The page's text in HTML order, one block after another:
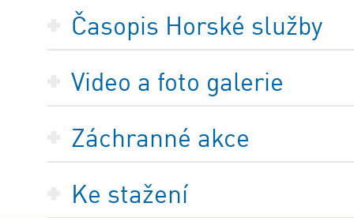
Časopis Horské služby
Video a foto galerie
Záchranné akce
Ke stažení